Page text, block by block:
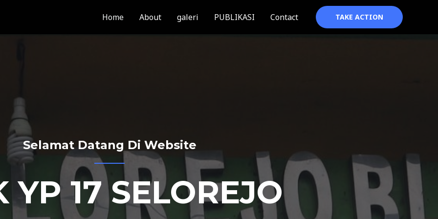
Home About galeri PUBLIKASI Contact TAKE ACTION
Selamat Datang Di Website
YP 17 SELOREJO